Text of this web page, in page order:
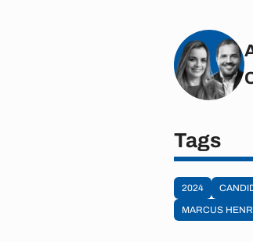
Tags
2024
MARCUS